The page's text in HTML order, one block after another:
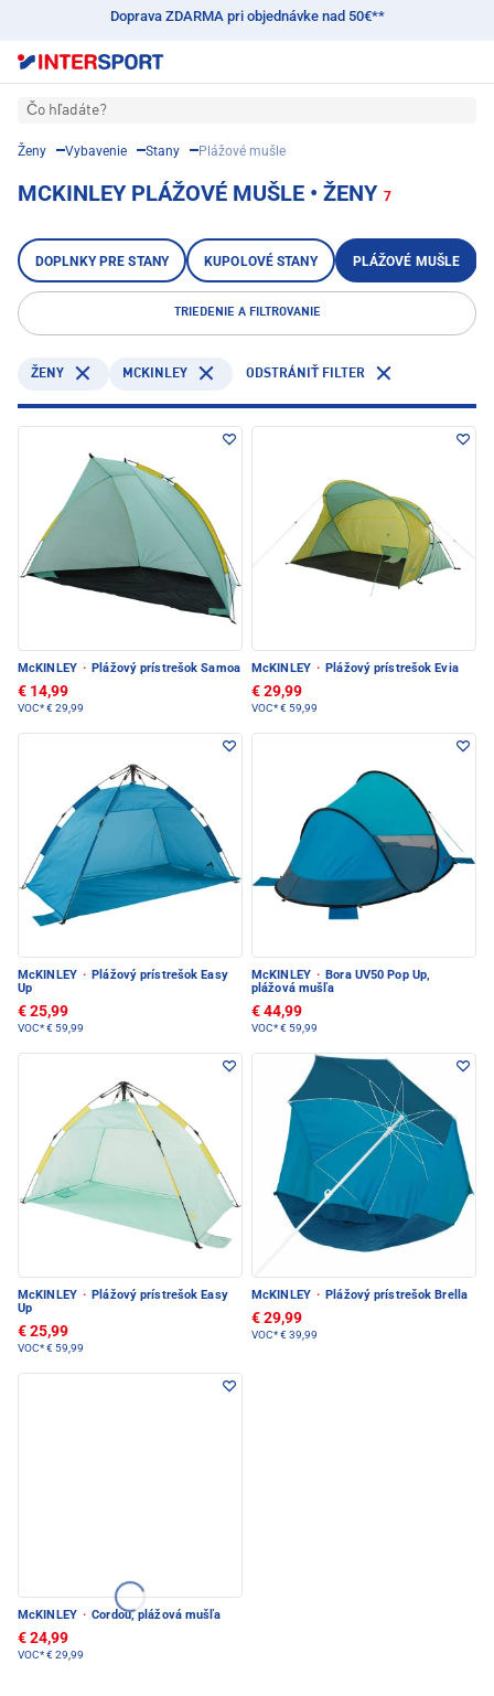
Doprava ZDARMA pri objednávke nad 50€**
Čo hľadáte?
Ženy Vybavenie Stany Plážové mušle
MCKINLEY PLÁŽOVÉ MUŠLE • ŽENY 7
DOPLNKY PRE STANY KUPOLOVÉ STANY PLÁŽOVÉ MUŠLE
TRIEDENIE A FILTROVANIE
ŽENY MCKINLEY ODSTRÁNIŤ FILTER
McKINLEY · Plážový prístrešok Samoa
€ 14,99
VOC*€ 29,99
McKINLEY · Plážový prístrešok Evia
€ 29,99
VOC*€ 59,99
McKINLEY · Plážový prístrešok Easy
Up
€ 25,99
VOC*€ 59,99
McKINLEY · Bora UV50 Pop Up,
plážová mušľa
€ 44,99
VOC*€ 59,99
McKINLEY · Plážový prístrešok Easy
Up
€ 25,99
VOC*€ 59,99
McKINLEY · Plážový prístrešok Brella
€ 29,99
VOC*€ 39,99
McKINLEY · Cordou, plážová mušľa
€ 24,99
VOC*€ 29,99